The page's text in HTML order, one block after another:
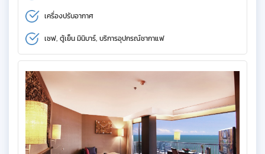
เครื่องปรับอากาศ
เซฟ, ตู้เย็น มินิบาร์, บริการอุปกรณ์ชากาแฟ